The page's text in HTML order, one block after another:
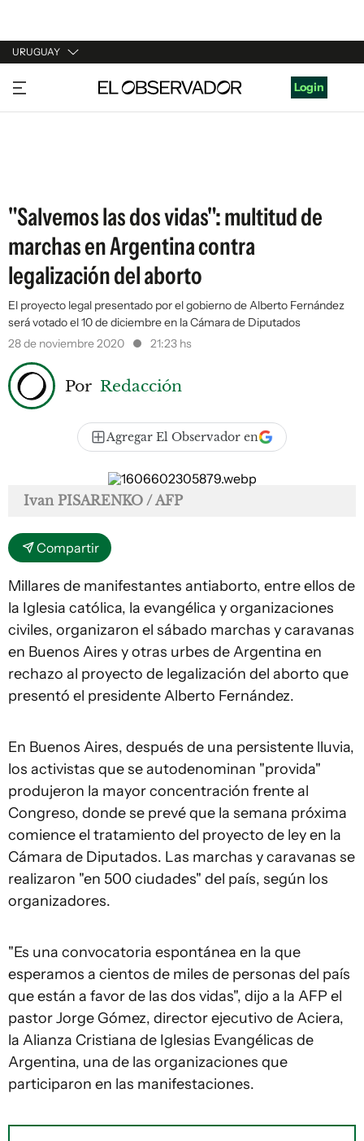
URUGUAY
URUGUAY
ARGENTINA
Login
"Salvemos las dos vidas": multitud de
marchas en Argentina contra
legalización del aborto
El proyecto legal presentado por el gobierno de Alberto Fernández
será votado el 10 de diciembre en la Cámara de Diputados
28 de noviembre 2020
21:23 hs
Por Redacción
Agregar El Observador en
Ivan PISARENKO / AFP
Compartir
Millares de manifestantes antiaborto, entre ellos de
la Iglesia católica, la evangélica y organizaciones
civiles, organizaron el sábado marchas y caravanas
en Buenos Aires y otras urbes de Argentina en
rechazo al proyecto de legalización del aborto que
presentó el presidente Alberto Fernández.
En Buenos Aires, después de una persistente lluvia,
los activistas que se autodenominan "provida"
produjeron la mayor concentración frente al
Congreso, donde se prevé que la semana próxima
comience el tratamiento del proyecto de ley en la
Cámara de Diputados. Las marchas y caravanas se
realizaron "en 500 ciudades" del país, según los
organizadores.
"Es una convocatoria espontánea en la que
esperamos a cientos de miles de personas del país
que están a favor de las dos vidas", dijo a la AFP el
pastor Jorge Gómez, director ejecutivo de Aciera,
la Alianza Cristiana de Iglesias Evangélicas de
Argentina, una de las organizaciones que
participaron en las manifestaciones.